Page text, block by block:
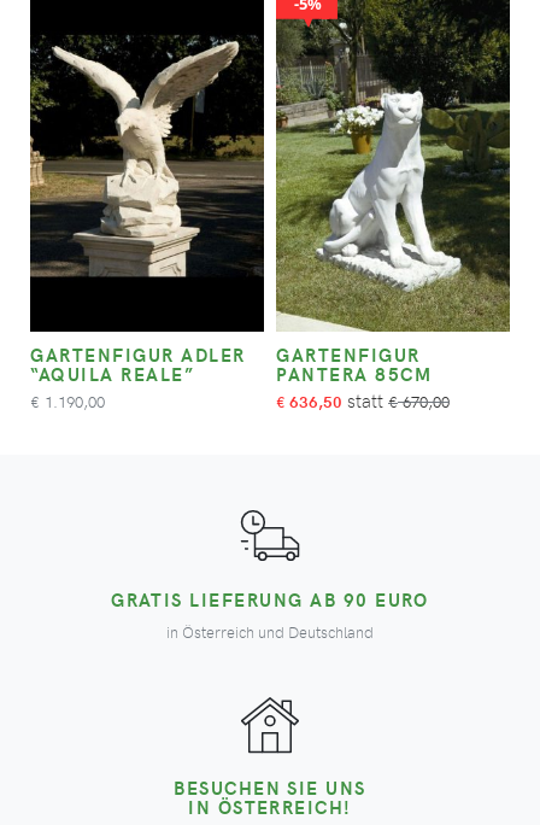
GARTENFIGUR ADLER
“AQUILA REALE”
€ 1.190,00
GARTENFIGUR
PANTERA 85CM
€ 636,50 €670,00
GRATIS LIEFERUNG AB 90 EURO
in Österreich und Deutschland
BESUCHEN SIE UNS
IN ÖSTERREICH!